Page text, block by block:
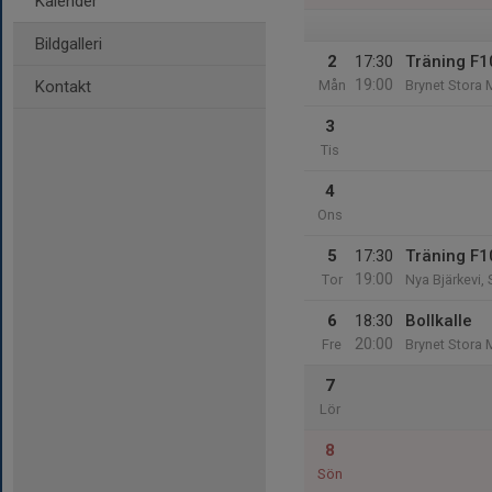
Bildgalleri
Kontakt
2
Mån
17:30
19:00
Träning
Brynet Stora
3
Tis
4
Ons
5
Tor
17:30
19:00
Träning
Nya Bjärkevi,
6
Fre
18:30
20:00
Bollkalle
Brynet Stora
7
Lör
8
Sön